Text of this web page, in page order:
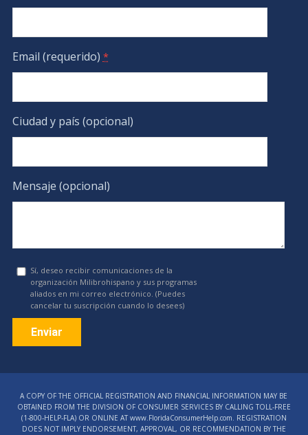
Email (requerido) *
Ciudad y país (opcional)
Mensaje (opcional)
Sí, deseo recibir comunicaciones de la
organización Milibrohispano y sus programas
aliados en mi correo electrónico. (Puedes
cancelar tu suscripción cuando lo desees)
Use.
Please
A COPY OF THE OFFICIAL REGISTRATION AND FINANCIAL INFORMATION MAY BE
OBTAINED FROM THE DIVISION OF CONSUMER SERVICES BY CALLING TOLL-FREE
(1‑800‑HELP‑FLA) OR ONLINE AT www.FloridaConsumerHelp.com. REGISTRATION
DOES NOT IMPLY ENDORSEMENT, APPROVAL, OR RECOMMENDATION BY THE